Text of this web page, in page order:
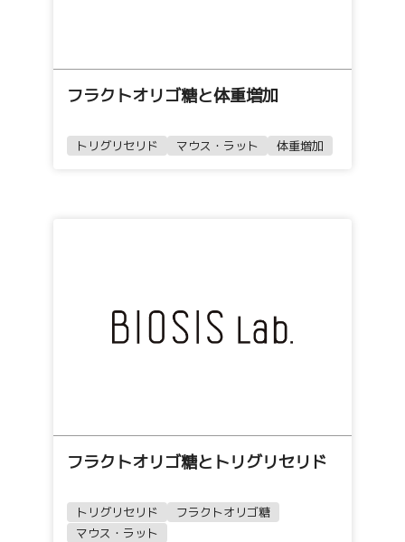
フラクトオリゴ糖と体重増加
トリグリセリド マウス・ラット 体重増加
フラクトオリゴ糖とトリグリセリド
トリグリセリド
フラクトオリゴ糖
マウス・ラット